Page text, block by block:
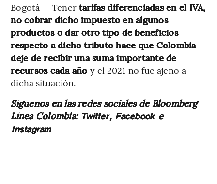
Bogotá — Tener tarifas diferenciadas en el IVA,
no cobrar dicho impuesto en algunos
productos o dar otro tipo de beneficios
respecto a dicho tributo hace que Colombia
deje de recibir una suma importante de
recursos cada año y el 2021 no fue ajeno a
dicha situación.
Síguenos en las redes sociales de Bloomberg
Línea Colombia: Twitter, Facebook e
Instagram